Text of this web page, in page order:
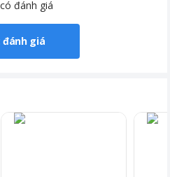
đánh giá
đánh giá